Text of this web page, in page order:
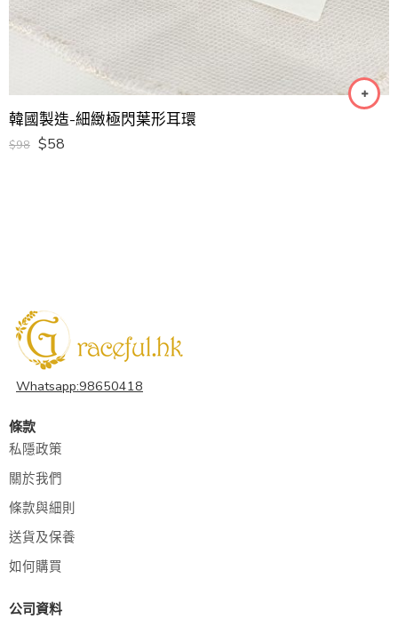
韓國製造-細緻極閃葉形耳環
$98 $58
Whatsapp:98650418
條款
私隱政策
關於我們
條款與細則
送貨及保養
如何購買
公司資料